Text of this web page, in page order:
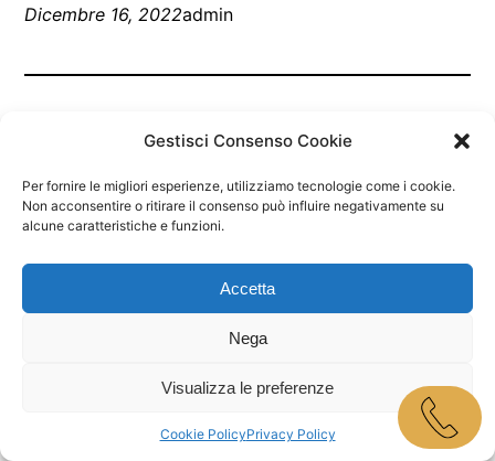
Gestisci Consenso Cookie
Per fornire le migliori esperienze, utilizziamo tecnologie come i cookie.
Non acconsentire o ritirare il consenso può influire negativamente su
alcune caratteristiche e funzioni.
Accetta
Nega
Visualizza le preferenze
Cookie PolicyPrivacy Policy
Dicembre 16, 2022admin
Marley Bar Jesolo
WordPress